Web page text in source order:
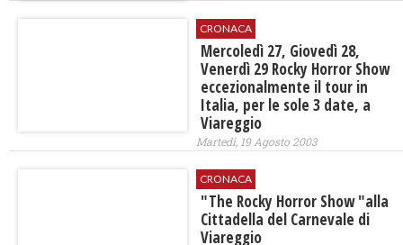
CRONACA
Mercoledì 27, Giovedì 28,
Venerdì 29 Rocky Horror Show
eccezionalmente il tour in
Italia, per le sole 3 date, a
Viareggio
Martedì, 19 Agosto 2003
CRONACA
"The Rocky Horror Show "alla
Cittadella del Carnevale di
Viareggio